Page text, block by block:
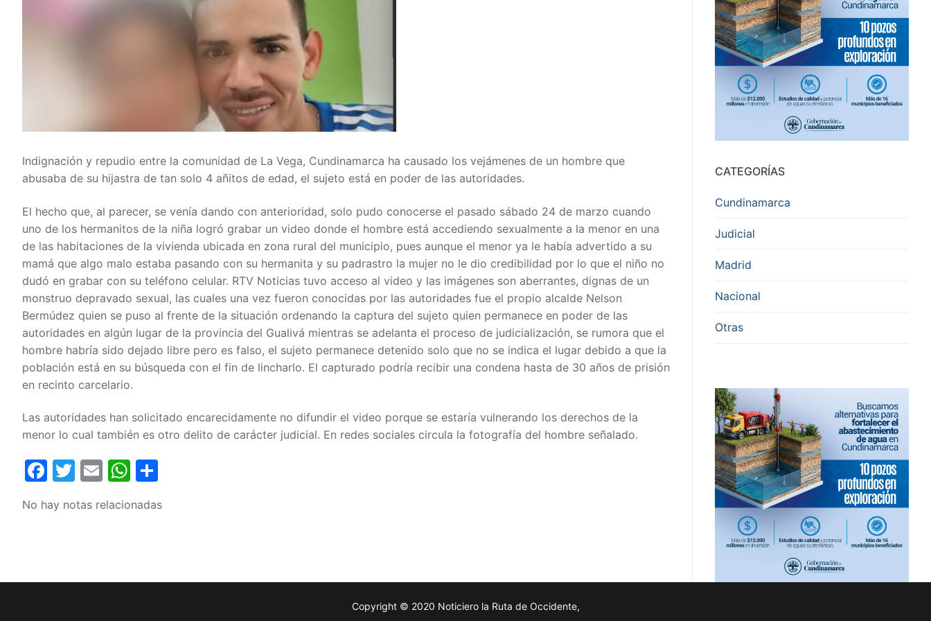
Indignación y repudio entre la comunidad de La Vega, Cundinamarca ha causado los vejámenes de un hombre que
abusaba de su hijastra de tan solo 4 añitos de edad, el sujeto está en poder de las autoridades.
El hecho que, al parecer, se venía dando con anterioridad, solo pudo conocerse el pasado sábado 24 de marzo cuando
uno de los hermanitos de la niña logró grabar un video donde el hombre está accediendo sexualmente a la menor en una
de las habitaciones de la vivienda ubicada en zona rural del municipio, pues aunque el menor ya le había advertido a su
mamá que algo malo estaba pasando con su hermanita y su padrastro la mujer no le dio credibilidad por lo que el niño no
dudó en grabar con su teléfono celular. RTV Noticias tuvo acceso al video y las imágenes son aberrantes, dignas de un
monstruo depravado sexual, las cuales una vez fueron conocidas por las autoridades fue el propio alcalde Nelson
Bermúdez quien se puso al frente de la situación ordenando la captura del sujeto quien permanece en poder de las
autoridades en algún lugar de la provincia del Gualivá mientras se adelanta el proceso de judicialización, se rumora que el
hombre habría sido dejado libre pero es falso, el sujeto permanece detenido solo que no se indica el lugar debido a que la
población está en su búsqueda con el fin de lincharlo. El capturado podría recibir una condena hasta de 30 años de prisión
en recinto carcelario.
Las autoridades han solicitado encarecidamente no difundir el video porque se estaría vulnerando los derechos de la
menor lo cual también es otro delito de carácter judicial. En redes sociales circula la fotografía del hombre señalado.
Facebook
Twitter
EmailWhatsApp
No hay notas relacionadas
CATEGORÍAS
Cundinamarca
Judicial
Madrid
Nacional
Otras
Copyright © 2020 Noticiero la Ruta de Occidente,